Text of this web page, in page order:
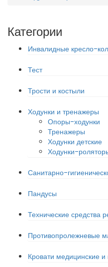
Категории
Инвалидные кресло-
Тест
Трости и костыли
Ходунки и тренажеры
Опоры-ходунки
Тренажеры
Ходунки детские
Ходунки-
Санитарно-
Пандусы
Технические средства
Противопролежневые
Кровати медицинские